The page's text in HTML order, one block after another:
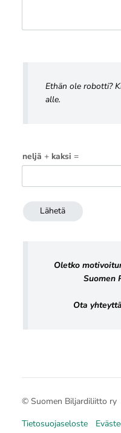
Ethän ole robotti?
alle.
neljä + kaksi =
Lähetä
Oletko
Suomen
Ota yhteyttä
© Suomen Biljardiliitto ry
Tietosuojaseloste